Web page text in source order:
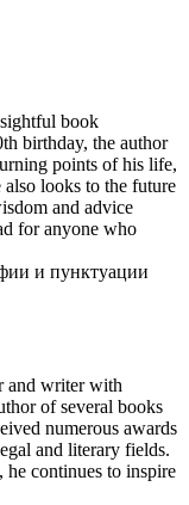
book
birthday, the author
points of his life,
also looks to the future
and advice
for anyone who
и пунктуации
and writer with
of several books
numerous awards
and literary fields.
he continues to inspire